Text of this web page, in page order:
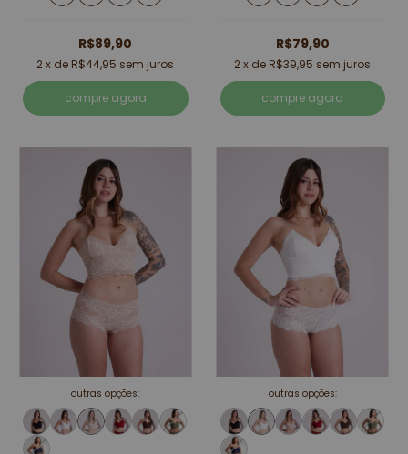
R$89,90
2x de R$44,95 sem juros
compre agora
R$79,90
2x de R$39,95 sem juros
compre agora
outras opções: outras opções: